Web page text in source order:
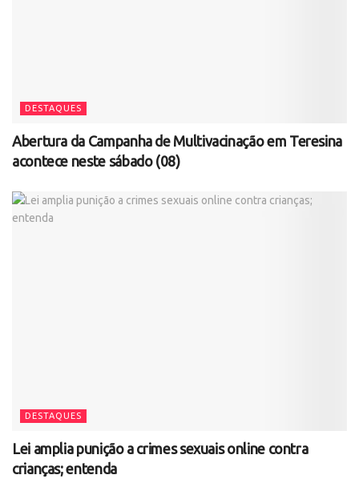
DESTAQUES
Abertura da Campanha de Multivacinação em Teresina
acontece neste sábado (08)
DESTAQUES
Lei amplia punição a crimes sexuais online contra
crianças; entenda